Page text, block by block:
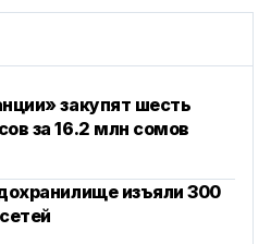
закупят шесть
за 16.2 млн сомов
изъяли 300